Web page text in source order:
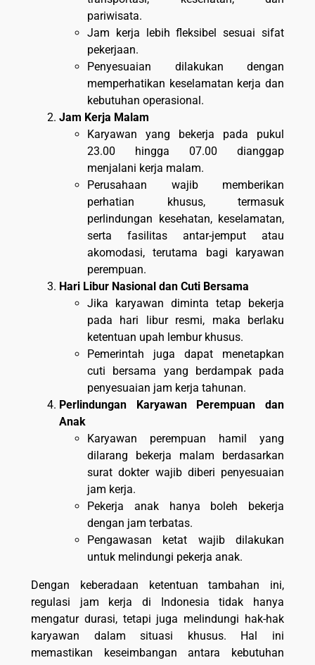
pariwisata.
Jam kerja lebih fleksibel sesuai sifat
pekerjaan.
Penyesuaian dilakukan dengan
memperhatikan keselamatan kerja dan
kebutuhan operasional.
Jam Kerja Malam
Karyawan yang bekerja pada pukul
23.00 hingga 07.00 dianggap
menjalani kerja malam.
Perusahaan wajib memberikan
perhatian khusus, termasuk
perlindungan kesehatan, keselamatan,
serta fasilitas antar-jemput atau
akomodasi, terutama bagi karyawan
perempuan.
Hari Libur Nasional dan Cuti Bersama
Jika karyawan diminta tetap bekerja
pada hari libur resmi, maka berlaku
ketentuan upah lembur khusus.
Pemerintah juga dapat menetapkan
cuti bersama yang berdampak pada
penyesuaian jam kerja tahunan.
Perlindungan Karyawan Perempuan dan
Anak
Karyawan perempuan hamil yang
dilarang bekerja malam berdasarkan
surat dokter wajib diberi penyesuaian
jam kerja.
Pekerja anak hanya boleh bekerja
dengan jam terbatas.
Pengawasan ketat wajib dilakukan
untuk melindungi pekerja anak.
Dengan keberadaan ketentuan tambahan ini,
regulasi jam kerja di Indonesia tidak hanya
mengatur durasi, tetapi juga melindungi hak-hak
karyawan dalam situasi khusus. Hal ini
memastikan keseimbangan antara kebutuhan